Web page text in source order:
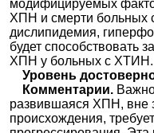
модифицируемых
ХПН и смерти больных
дислипидемия,
будет способствовать
ХПН у больных с ХТИН.
Уровень
Комментарии.
развившаяся ХПН, вне
происхождения,